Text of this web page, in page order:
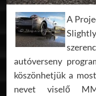
A
autóverseny
köszönhetjük a
nevet viselő